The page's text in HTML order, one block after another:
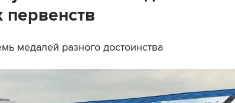
медалей разного достоинства